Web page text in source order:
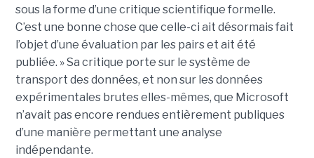
sous la forme d’une critique scientifique formelle.
C’est une bonne chose que celle-ci ait désormais fait
l’objet d’une évaluation par les pairs et ait été
publiée. »Sa critique porte sur le système de
transport des données, et non sur les données
expérimentales brutes elles-mêmes, que Microsoft
n’avait pas encore rendues entièrement publiques
d’une manière permettant une analyse
indépendante.